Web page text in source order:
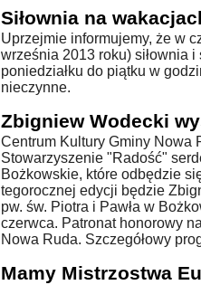
Siłownia na
Uprzejmie informujemy, że w
września 2013 roku) siłownia
poniedziałku do piątku w
nieczynne.
Zbigniew Wodecki
Centrum Kultury Gminy Nowa
Stowarzyszenie "Radość"
Bożkowskie, które odbędzie
tegorocznej edycji będzie
pw. św. Piotra i Pawła w
czerwca. Patronat honorowy
Nowa Ruda. Szczegółowy
Mamy Mistrzostwa